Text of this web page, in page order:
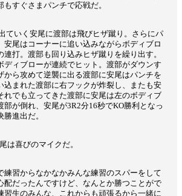
すぐさまパンチで応戦だ。
ていく安尾に渡部は飛びヒザ蹴り。さらにパ
安尾はコーナーに追い込みながらボディブロ
連打。渡部も回り込みヒザ蹴りを繰り出す。
ディブローが連続でヒット。渡部がダウンす
から攻めて逆襲に出る渡部に安尾はパンチを
込まれた渡部に右フックが炸裂し、またも安
れでも立ってきた渡部に安尾は左のボディブ
部が倒れ、安尾が3R2分16秒でKO勝利となっ
進出だ。
は喜びのマイクだ。
練習からなかなかみんな練習のスパーをして
配だったんですけど、なんとか勝つことがで
習生のみんな、これからも頑張るから一緒に